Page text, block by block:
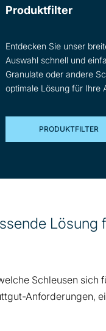
die
Produktfilter
Entdecken Sie unser
Auswahl schnell und
Granulate oder andere
optimale Lösung für Ihre
PRODUKTFILTER
Lösung
Schleusen
Anforderungen,